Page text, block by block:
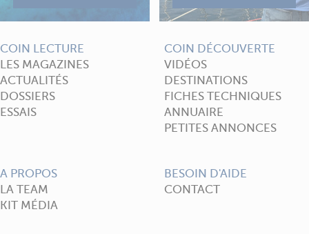
COIN LECTURE
LES MAGAZINES
ACTUALITÉS
DOSSIERS
ESSAIS
COIN DÉCOUVERTE
VIDÉOS
DESTINATIONS
FICHES TECHNIQUES
ANNUAIRE
PETITES ANNONCES
A PROPOS
LA TEAM
KIT MÉDIA
BESOIN D'AIDE
CONTACT